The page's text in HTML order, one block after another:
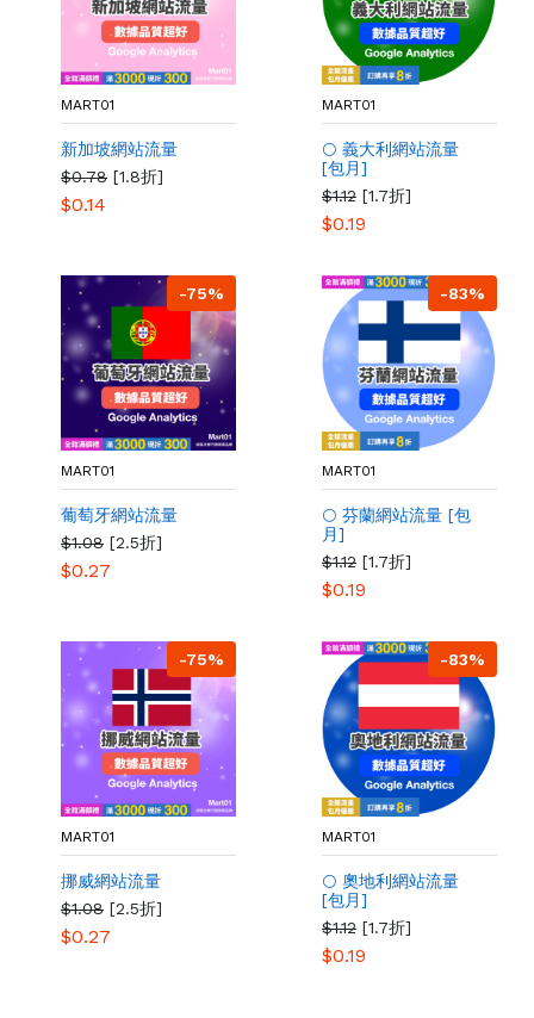
MART01
新加坡網站流量
$0.78 [1.8折]
$0.14
MART01
🌕 義大利網站流量
[包月]
$1.12 [1.7折]
$0.19
-75%
MART01
葡萄牙網站流量
$1.08 [2.5折]
$0.27
-83%
MART01
🌕 芬蘭網站流量 [包
月]
$1.12 [1.7折]
$0.19
-75%
MART01
挪威網站流量
$1.08 [2.5折]
$0.27
-83%
MART01
🌕 奧地利網站流量
[包月]
$1.12 [1.7折]
$0.19